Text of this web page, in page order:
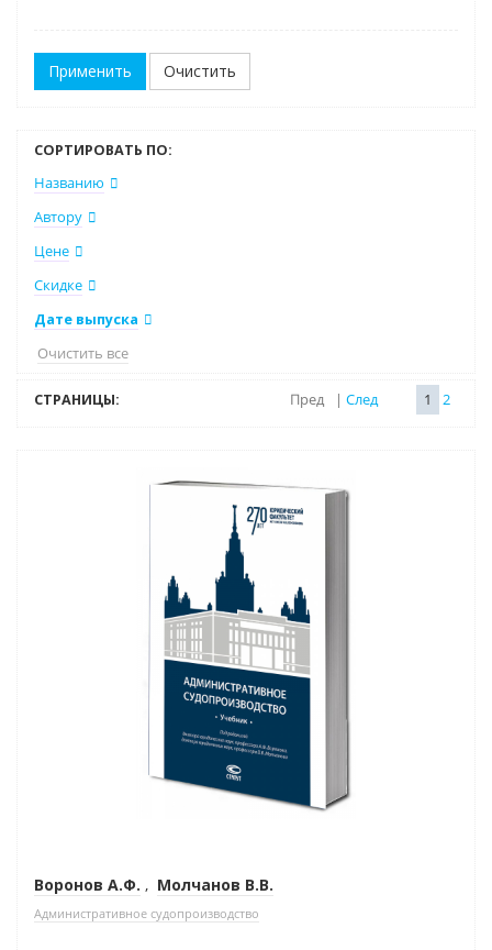
Очистить
СОРТИРОВАТЬ ПО:
Названию
Автору
Цене
Скидке
Дате выпуска
Очистить все
СТРАНИЦЫ: Пред | След 1 2
Воронов А.Ф. , Молчанов В.В.
Административное судопроизводство